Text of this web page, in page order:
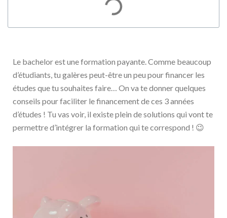
Le bachelor est une formation payante. Comme beaucoup
d’étudiants, tu galères peut-être un peu pour financer les
études que tu souhaites faire… On va te donner quelques
conseils pour faciliter le financement de ces 3 années
d’études ! Tu vas voir, il existe plein de solutions qui vont te
permettre d’intégrer la formation qui te correspond ! 😉